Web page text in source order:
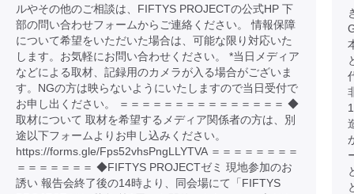
ルやその他のご相談は、FIFTYS PROJECTの公式HP 下
部の問い合わせフォームからご連絡ください。 情報保障
について希望をいただいた場合は、可能な限り対応いた
します。お気軽にお問い合わせください。 *当日メディア
などによる取材、記録用のカメラが入る場合がございま
す。NGの方は映らないようにいたしますので当日受付で
お申し出ください。 ＝＝＝＝＝＝＝＝＝＝＝＝＝＝＝ ◆
取材について 取材を希望するメディア関係者の方は、別
途以下フォームよりお申し込みください。
https://forms.gle/Fps52vhsPngLLYTVA ＝＝＝＝＝＝＝＝
＝＝＝＝＝＝＝ ◆FIFTYS PROJECTゼミ 現地参加のお
誘い 報告会終了後の14時より、同会場にて「FIFTYS